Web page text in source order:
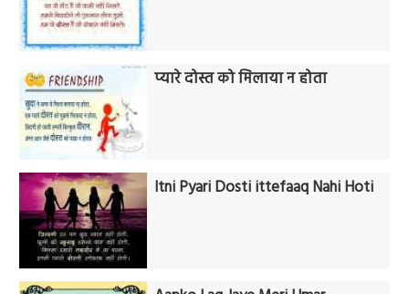
प्यारे दोस्त को मिलाया न होता
Itni Pyari Dosti ittefaaq Nahi Hoti